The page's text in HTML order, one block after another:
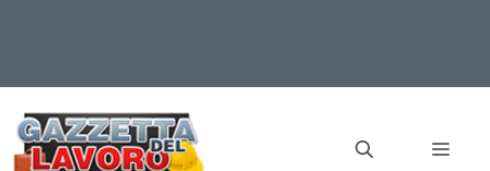
contenuto